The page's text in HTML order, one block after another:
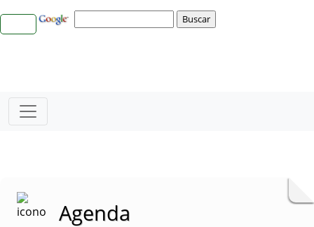
Agenda